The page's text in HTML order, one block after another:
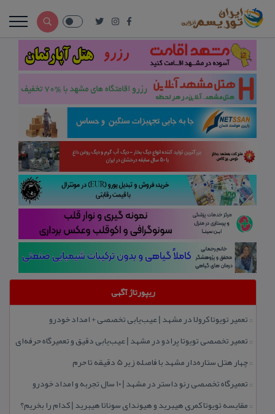
ریپورتاژ آگهی
:: تعمیر تویوتا كرولا در مشهد | عیب‌یابی تخصصی + امداد خودرو
:: تعمیر تخصصی تویوتا پرادو در مشهد | عیب‌یابی دقیق و تعمیرگاه حرفه‌ای
::چهار هتل‌ ستاره‌دار مشهد با فاصله زیر 5 دقیقه تا حرم
:: تعمیرگاه تخصصی رنو داستر در مشهد | ۱۰ سال تجربه و امداد خودرو
:: مقایسه تویوتا كمری هیبرید و هیوندای سوناتا هیبرید | كدام را بخریم؟